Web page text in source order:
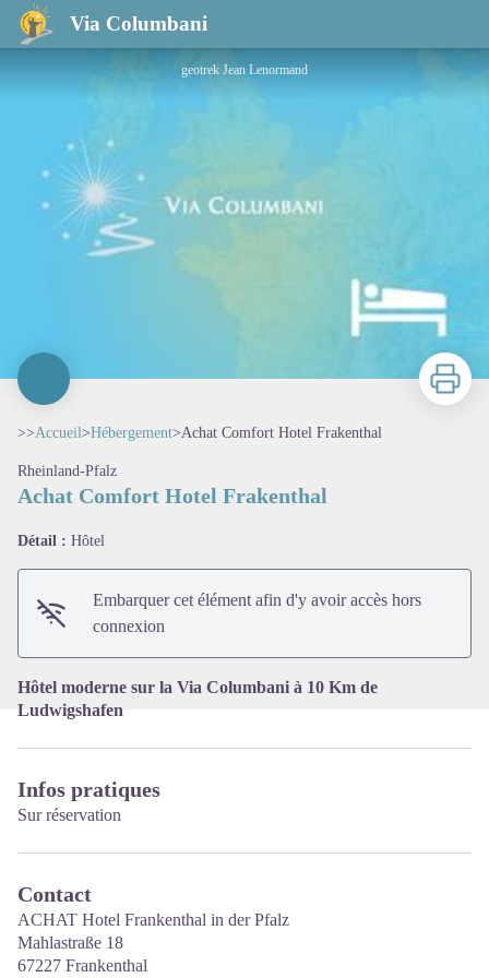
Via Columbani
Achat Comfort Hotel Frakenthal
geotrek Jean Lenormand
Imprimer
>>Accueil>Hébergement>Achat Comfort Hotel Frakenthal
Rheinland-Pfalz
Achat Comfort Hotel Frakenthal
Détail : Hôtel
Embarquer cet élément afin d'y avoir accès hors
connexion
Hôtel moderne sur la Via Columbani à 10 Km de
Ludwigshafen
Infos pratiques
Sur réservation
Contact
ACHAT Hotel Frankenthal in der Pfalz
Mahlastraße 18
67227 Frankenthal